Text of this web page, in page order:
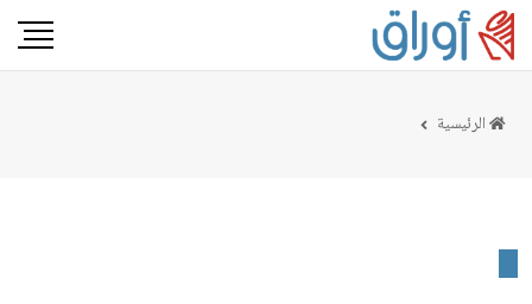
الرئيسية